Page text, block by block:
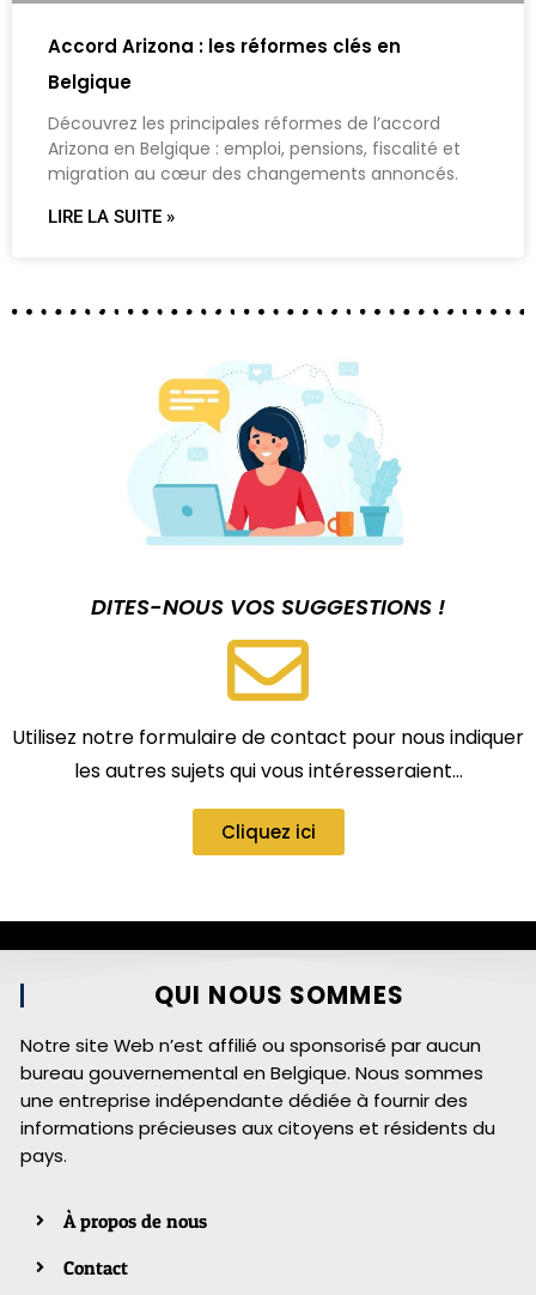
Accord Arizona : les réformes clés en
Belgique
Découvrez les principales réformes de l’accord
Arizona en Belgique : emploi, pensions, fiscalité et
migration au cœur des changements annoncés.
LIRE LA SUITE »
DITES-NOUS VOS SUGGESTIONS !
Utilisez notre formulaire de contact pour nous indiquer
les autres sujets qui vous intéresseraient…
Cliquez ici
QUI NOUS SOMMES
Notre site Web n’est affilié ou sponsorisé par aucun
bureau gouvernemental en Belgique. Nous sommes
une entreprise indépendante dédiée à fournir des
informations précieuses aux citoyens et résidents du
pays.
À propos de nous
Contact